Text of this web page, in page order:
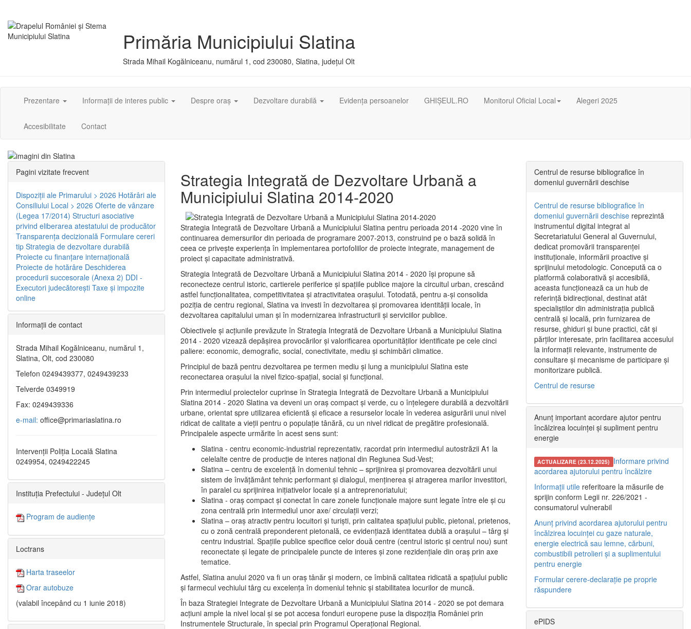
Primăria Municipiului Slatina
Strada Mihail Kogălniceanu, numărul 1, cod 230080, Slatina, județul Olt
Prezentare Informații de interes public Despre oraș Dezvoltare durabilă Evidența persoanelor GHIȘEUL.RO Monitorul Oficial Local Alegeri 2025
Accesibilitate Contact
Strategia Integrată de Dezvoltare Urbană a
Municipiului Slatina 2014-2020
Strategia Integrată de Dezvoltare Urbană a Municipiului Slatina pentru perioada 2014 -2020 vine în
continuarea demersurilor din perioada de programare 2007-2013, construind pe o bază solidă în
ceea ce priveşte experienţa în implementarea portofoliilor de proiecte integrate, management de
proiect și capacitate administrativă.
Strategia Integrată de Dezvoltare Urbană a Municipiului Slatina 2014 - 2020 își propune să
reconecteze centrul istoric, cartierele periferice şi spaţiile publice majore la circuitul urban, crescând
astfel funcţionalitatea, competitivitatea şi atractivitatea oraşului. Totodată, pentru a-şi consolida
poziţia de centru regional, Slatina va investi în dezvoltarea şi promovarea identităţii locale, în
dezvoltarea capitalului uman şi în modernizarea infrastructurii şi serviciilor publice.
Obiectivele şi acţiunile prevăzute în Strategia Integrată de Dezvoltare Urbană a Municipiului Slatina
2014 - 2020 vizează depășirea provocărilor şi valorificarea oportunităţilor identificate pe cele cinci
paliere: economic, demografic, social, conectivitate, mediu şi schimbări climatice.
Principiul de bază pentru dezvoltarea pe termen mediu şi lung a municipiului Slatina este
reconectarea oraşului la nivel fizico-spaţial, social şi funcţional.
Prin intermediul proiectelor cuprinse în Strategia Integrată de Dezvoltare Urbană a Municipiului
Slatina 2014 - 2020 Slatina va deveni un oraş compact şi verde, cu o înţelegere durabilă a dezvoltării
urbane, orientat spre utilizarea eficientă şi eficace a resurselor locale în vederea asigurării unui nivel
ridicat de calitate a vieţii pentru o populaţie tânără, cu un nivel ridicat de pregătire profesională.
Principalele aspecte urmărite în acest sens sunt:
Slatina - centru economic-industrial reprezentativ, racordat prin intermediul autostrăzii A1 la
celelalte centre de producţie de interes naţional din Regiunea Sud-Vest;
Slatina – centru de excelenţă în domeniul tehnic – sprijinirea şi promovarea dezvoltării unui
sistem de învăţământ tehnic performant şi dialogul, menţinerea şi atragerea marilor investitori,
în paralel cu sprijinirea iniţiativelor locale şi a antreprenoriatului;
Slatina - oraş compact şi conectat în care zonele funcţionale majore sunt legate între ele şi cu
zona centrală prin intermediul unor axe/ circulații verzi;
Slatina – oraş atractiv pentru locuitori şi turişti, prin calitatea spaţiului public, pietonal, prietenos,
cu o zonă centrală preponderent pietonală, ce evidenţiază identitatea dublă a oraşului – târg şi
centru industrial. Spaţiile publice specifice celor două centre (centrul istoric şi centrul nou) sunt
reconectate şi legate de principalele puncte de interes şi zone rezidenţiale din oraş prin axe
tematice.
Astfel, Slatina anului 2020 va fi un oraş tânăr şi modern, ce îmbină calitatea ridicată a spaţiului public
şi farmecul vechiului târg cu excelenţa în domeniul tehnic şi stabilitatea locurilor de muncă.
În baza Strategiei Integrate de Dezvoltare Urbană a Municipiului Slatina 2014 - 2020 se pot demara
acţiuni ample la nivel local şi se pot accesa fonduri europene puse la dispoziţia României prin
Instrumentele Structurale, în special prin Programul Operațional Regional.
Pagini vizitate frecvent
Dispoziţii ale Primarului > 2026 Hotărâri ale
Consiliului Local > 2026 Oferte de vânzare
(Legea 17/2014) Structuri asociative
privind eliberarea atestatului de producător
Transparenţa decizională Formulare cereri
tip Strategia de dezvoltare durabilă
Proiecte cu finanţare internaţională
Proiecte de hotărâre Deschiderea
procedurii succesorale (Anexa 2) DDI -
Executori judecătorești Taxe şi impozite
online
Informaţii de contact
Strada Mihail Kogălniceanu, numărul 1,
Slatina, Olt, cod 230080
Telefon 0249439377, 0249439233
Telverde 0349919
Fax: 0249439336
e-mail: office@primariaslatina.ro
Intervenții Poliția Locală Slatina
0249954, 0249422245
Instituția Prefectului - Județul Olt
Program de audiențe
Loctrans
Harta traseelor
Orar autobuze
(valabil începând cu 1 iunie 2018)
Centrul de resurse bibliografice în
domeniul guvernării deschise
Centrul de resurse bibliografice în
domeniul guvernării deschise reprezintă
instrumentul digital integrat al
Secretariatului General al Guvernului,
dedicat promovării transparenței
instituționale, informării proactive și
sprijinului metodologic. Concepută ca o
platformă colaborativă și accesibilă,
aceasta funcționează ca un hub de
referință bidirecțional, destinat atât
specialiștilor din administrația publică
centrală și locală, prin furnizarea de
resurse, ghiduri și bune practici, cât și
părților interesate, prin facilitarea accesului
la informații relevante, instrumente de
consultare și mecanisme de participare și
monitorizare publică.
Centrul de resurse
Anunț important acordare ajutor pentru
încălzirea locuinței și supliment pentru
energie
ACTUALIZARE (23.12.2025) Informare privind
acordarea ajutorului pentru încălzire
Informații utile referitoare la măsurile de
sprijin conform Legii nr. 226/2021 -
consumatorul vulnerabil
Anunț privind acordarea ajutorului pentru
încălzirea locuinței cu gaze naturale,
energie electrică sau lemne, cărbuni,
combustibili petrolieri și a suplimentului
pentru energie
Formular cerere-declarație pe proprie
răspundere
ePIDS